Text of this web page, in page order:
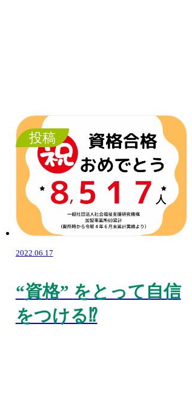
投稿
2022.06.17
“資格” をとって自信
をつける⁉️